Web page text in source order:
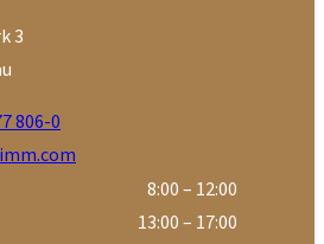
3
806-0
8:00 – 12:00
13:00 – 17:00